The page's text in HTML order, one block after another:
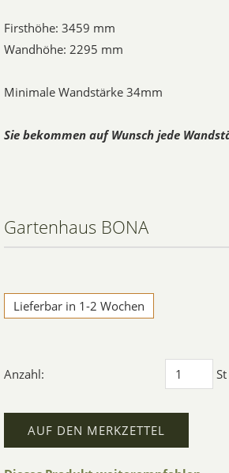
Firsthöhe: 3459 mm
Wandhöhe: 2295 mm
Minimale Wandstärke 34mm
Sie bekommen auf Wunsch jede
Gartenhaus BONA
Lieferbar in 1-2 Wochen
Anzahl: St
AUF DEN MERKZETTEL